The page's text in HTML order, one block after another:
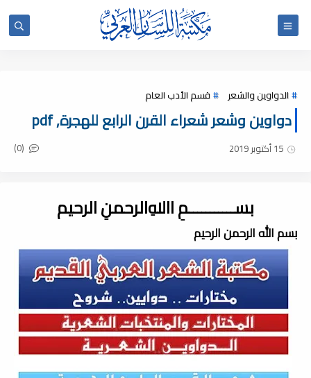
الدواوين والشعر قسم الأدب العام
دواوين وشعر شعراء القرن الرابع للهجرة, pdf
15 أكتوبر 2019 (0)
بســـــــــــمِ اﷲِالرحمنِ الرحيم
بسم الله الرحمن الرحيم